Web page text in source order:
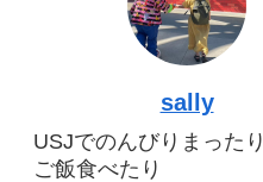
sally
USJでのんびりまったり
ご飯食べたり